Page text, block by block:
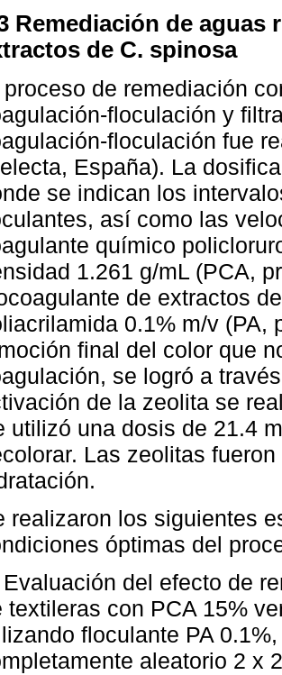
Remediación de aguas
de C. spinosa
proceso de remediación
floculación y
floculación fue
España). La
se indican los
así como las
químico
1.261 g/mL (PCA,
de extractos
0.1% m/v (PA,
final del color que
se logró a
de la zeolita se
utilizó una dosis de 21.4
Las zeolitas
realizaron los siguientes
óptimas del
Evaluación del efecto de
textileras con PCA 15%
floculante PA
aleatorio 2 x